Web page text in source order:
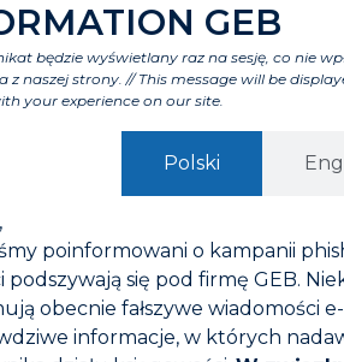
Cechy charakterystyczne
. Produkt o niezwykle
i PCV szarego,
niedopałki, papiery, włosy
GEB
będzie wyświetlany raz na sesję, co nie
z naszej strony. // This message will be
your experience on our site.
Polski
poinformowani o kampanii
podszywają się pod firmę GEB.
obecnie fałszywe wiadomości
informacje, w których